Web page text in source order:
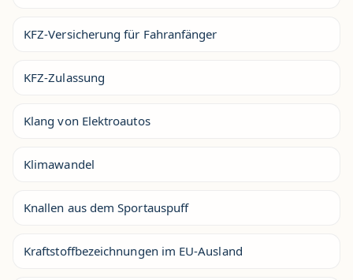
KFZ-Versicherung für Fahranfänger
KFZ-Zulassung
Klang von Elektroautos
Klimawandel
Knallen aus dem Sportauspuff
Kraftstoffbezeichnungen im EU-Ausland